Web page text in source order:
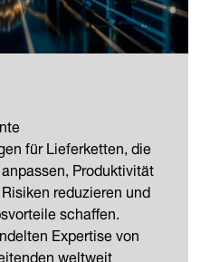
für Lieferketten, die
Produktivität
reduzieren und
schaffen.
Expertise von
weltweit